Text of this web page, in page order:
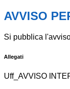
AVVISO
Si pubblica
Allegati
Uff_AVVISO